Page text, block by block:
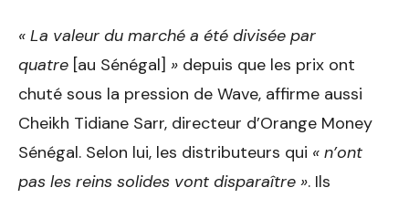
« La valeur du marché a été divisée par
quatre [au Sénégal] » depuis que les prix ont
chuté sous la pression de Wave, affirme aussi
Cheikh Tidiane Sarr, directeur d’Orange Money
Sénégal. Selon lui, les distributeurs qui « n’ont
pas les reins solides vont disparaître ». Ils